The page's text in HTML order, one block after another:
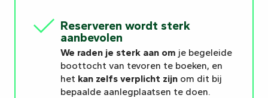
Reserveren wordt sterk
aanbevolen
We raden je sterk aan om je begeleide
boottocht van tevoren te boeken, en
het kan zelfs verplicht zijn om dit bij
bepaalde aanlegplaatsen te doen.